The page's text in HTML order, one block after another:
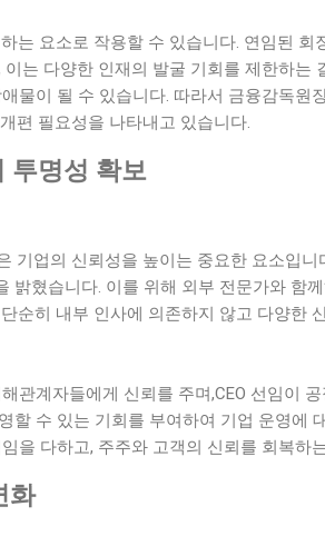
는 요소로 작용할 수 있습니다. 연임된
는 다양한 인재의 발굴 기회를 제한하는
물이 될 수 있습니다. 따라서 금융감독원
편 필요성을 나타내고 있습니다.
투명성 확보
기업의 신뢰성을 높이는 중요한 요소입
밝혔습니다. 이를 위해 외부 전문가와 함
순히 내부 인사에 의존하지 않고 다양한
관계자들에게 신뢰를 주며,CEO 선임이
할 수 있는 기회를 부여하여 기업 운영에
을 다하고, 주주와 고객의 신뢰를 회복하
화